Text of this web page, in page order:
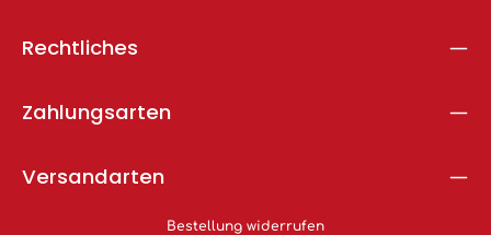
Rechtliches
Zahlungsarten
Versandarten
Bestellung widerrufen